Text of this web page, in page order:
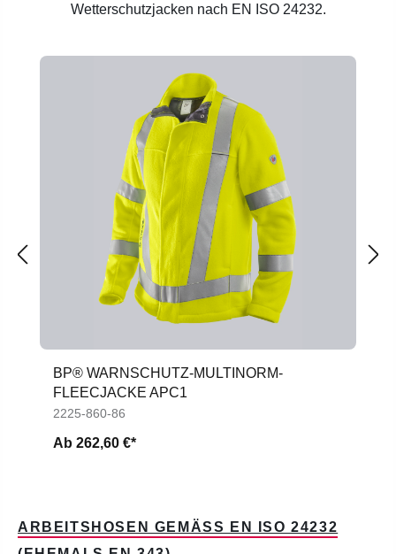
Wetterschutzjacken nach EN ISO 24232.
Produktgalerie überspringen
BP® WARNSCHUTZ-MULTINORM-
FLEECJACKE APC1
2225-860-86
Ab 262,60 €*
ARBEITSHOSEN GEMÄSS EN ISO 24232 (